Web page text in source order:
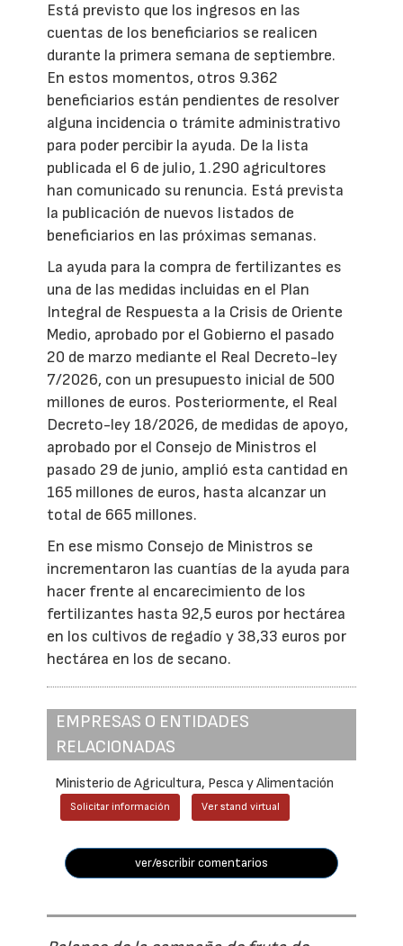
Está previsto que los ingresos en las
cuentas de los beneficiarios se realicen
durante la primera semana de septiembre.
En estos momentos, otros 9.362
beneficiarios están pendientes de resolver
alguna incidencia o trámite administrativo
para poder percibir la ayuda. De la lista
publicada el 6 de julio, 1.290 agricultores
han comunicado su renuncia. Está prevista
la publicación de nuevos listados de
beneficiarios en las próximas semanas.
La ayuda para la compra de fertilizantes es
una de las medidas incluidas en el Plan
Integral de Respuesta a la Crisis de Oriente
Medio, aprobado por el Gobierno el pasado
20 de marzo mediante el Real Decreto-ley
7/2026, con un presupuesto inicial de 500
millones de euros. Posteriormente, el Real
Decreto-ley 18/2026, de medidas de apoyo,
aprobado por el Consejo de Ministros el
pasado 29 de junio, amplió esta cantidad en
165 millones de euros, hasta alcanzar un
total de 665 millones.
En ese mismo Consejo de Ministros se
incrementaron las cuantías de la ayuda para
hacer frente al encarecimiento de los
fertilizantes hasta 92,5 euros por hectárea
en los cultivos de regadío y 38,33 euros por
hectárea en los de secano.
EMPRESAS O ENTIDADES
RELACIONADAS
Ministerio de Agricultura, Pesca y Alimentación
Solicitar información Ver stand virtual
ver/escribir comentarios